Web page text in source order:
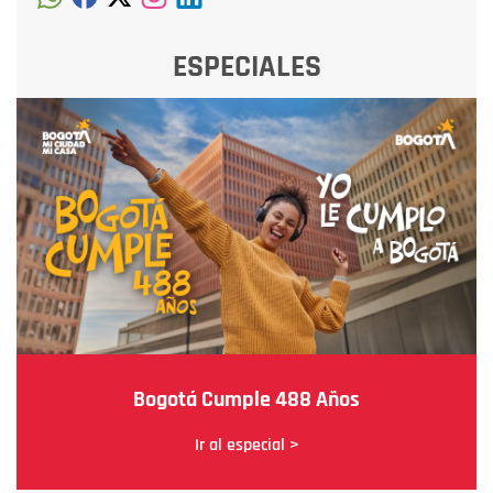
ESPECIALES
Bogotá Cumple 488 Años
Ir al especial >